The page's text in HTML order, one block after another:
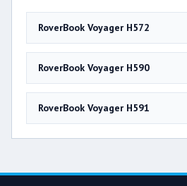
RoverBook Voyager H572
RoverBook Voyager H590
RoverBook Voyager H591